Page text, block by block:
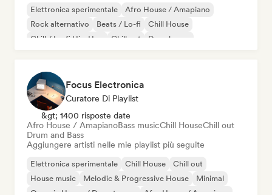
Elettronica sperimentale
Afro House / Amapiano
Rock alternativo
Beats / Lo-fi
Chill House
Chill / Lo-fi Hip-Hop
Chill out Deep house
Focus Electronica
Curatore Di Playlist
&gt; 1400 risposte date
Afro House / AmapianoBass musicChill HouseChill out
Drum and Bass
Aggiungere artisti nelle mie playlist più seguite
Elettronica sperimentale Chill House
Chill out
House music
Melodic & Progressive House
Minimal
Organic House / Downtempo
Afro House / Amapiano